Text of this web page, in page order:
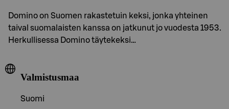
Domino on Suomen rakastetuin keksi, jonka yhteinen
taival suomalaisten kanssa on jatkunut jo vuodesta 1953.
Herkullisessa Domino täytekeksi…
Valmistusmaa
Suomi